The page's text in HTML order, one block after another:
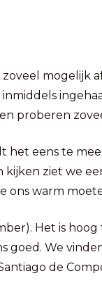
mogelijk
proberen
het eens te
kijken ziet we
ons warm
Het is
goed. We
de